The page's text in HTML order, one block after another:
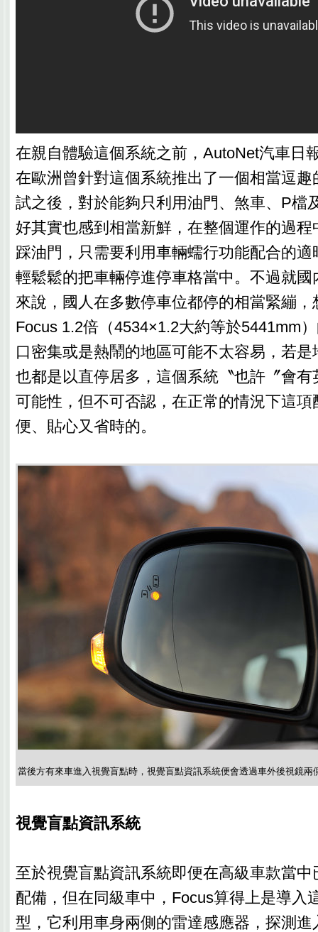
在親自體驗這個系統之前，AutoNet汽車日
在歐洲曾針對這個系統推出了一個相當逗
試之後，對於能夠只利用油門、煞車、P檔
好其實也感到相當新鮮，在整個運作的過
踩油門，只需要利用車輛蠕行功能配合的
輕鬆鬆的把車輛停進停車格當中。不過就
來說，國人在多數停車位都停的相當緊繃
Focus 1.2倍（4534×1.2大約等於5441mm
口密集或是熱鬧的地區可能不太容易，若
也都是以直停居多，這個系統〝也許〞會
可能性，但不可否認，在正常的情況下這
便、貼心又省時的。
當後方有來車進入視覺盲點時，視覺盲點資訊系統便會透過車外後視鏡兩
視覺盲點資訊系統
至於視覺盲點資訊系統即便在高級車款當
配備，但在同級車中，Focus算得上是導入
型，它利用車身兩側的雷達感應器，探測